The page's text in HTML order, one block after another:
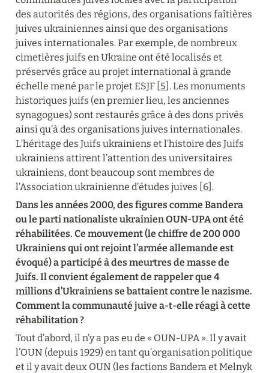
des autorités des régions, des organisations faîtières
juives ukrainiennes ainsi que des organisations
juives internationales. Par exemple, de nombreux
cimetières juifs en Ukraine ont été localisés et
préservés grâce au projet international à grande
échelle mené par le projet ESJF [5]. Les monuments
historiques juifs (en premier lieu, les anciennes
synagogues) sont restaurés grâce à des dons privés
ainsi qu’à des organisations juives internationales.
L’héritage des Juifs ukrainiens et l’histoire des Juifs
ukrainiens attirent l’attention des universitaires
ukrainiens, dont beaucoup sont membres de
l’Association ukrainienne d’études juives [6].
Dans les années 2000, des figures comme Bandera
ou le parti nationaliste ukrainien OUN-UPA ont été
réhabilitées. Ce mouvement (le chiffre de 200 000
Ukrainiens qui ont rejoint l’armée allemande est
évoqué) a participé à des meurtres de masse de
Juifs. Il convient également de rappeler que 4
millions d’Ukrainiens se battaient contre le nazisme.
Comment la communauté juive a-t-elle réagi à cette
réhabilitation ?
Tout d’abord, il n’y a pas eu de « OUN-UPA ». Il y avait
l’OUN (depuis 1929) en tant qu’organisation politique
et il y avait deux OUN (les factions Bandera et Melnyk